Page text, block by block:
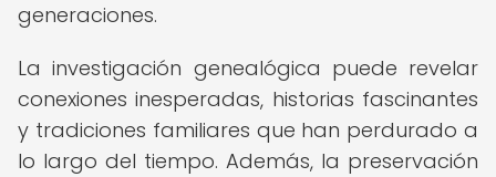
generaciones.
La investigación genealógica puede revelar
conexiones inesperadas, historias fascinantes
y tradiciones familiares que han perdurado a
lo largo del tiempo. Además, la preservación